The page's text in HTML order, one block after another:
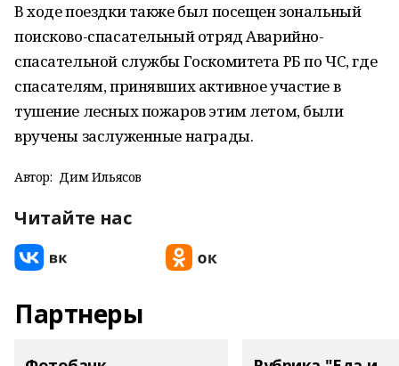
В ходе поездки также был посещен зональный
поисково-спасательный отряд Аварийно-
спасательной службы Госкомитета РБ по ЧС, где
спасателям, принявших активное участие в
тушение лесных пожаров этим летом, были
вручены заслуженные награды.
Автор: Дим Ильясов
Читайте нас
Партнеры